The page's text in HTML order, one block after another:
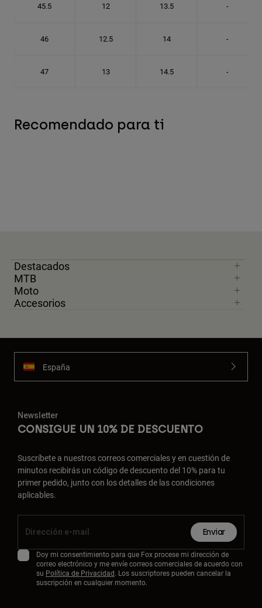
45.5 12 13.5 -
46 12.5 14 -
47 13 14.5 -
Recomendado para ti
Destacados
MTB
Moto
Accesorios
España
Newsletter
CONSIGUE UN 10% DE DESCUENTO
Suscríbete a nuestros correos comerciales y en cuestión de
minutos recibirás un código de descuento del 10% para tu
primer pedido, junto con los detalles de las condiciones
aplicables.
Enviar
Doy mi consentimiento para que Fox procese mi dirección de
correo electrónico y me envíe correos comerciales de acuerdo con
su Política de Privacidad. Los suscriptores pueden cancelar la
suscripción en cualquier momento.